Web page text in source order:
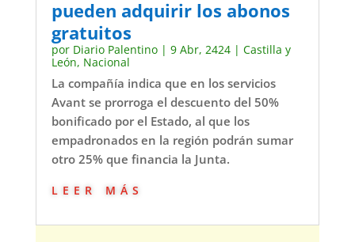
pueden adquirir los abonos
gratuitos
por Diario Palentino| 9 Abr, 2424| Castilla y
León, Nacional
La compañía indica que en los servicios
Avant se prorroga el descuento del 50%
bonificado por el Estado, al que los
empadronados en la región podrán sumar
otro 25% que financia la Junta.
leer más